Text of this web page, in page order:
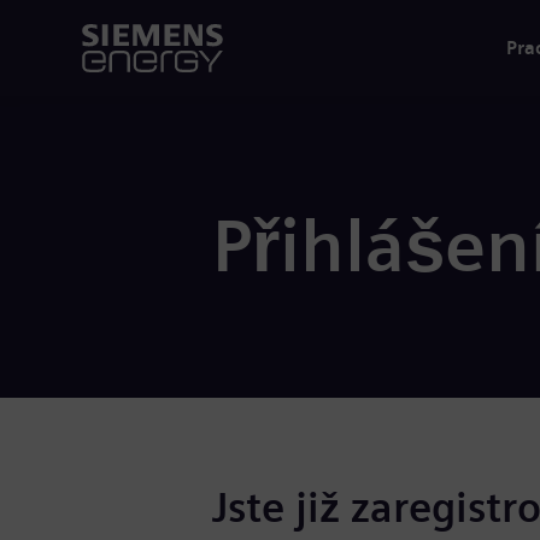
Jste již